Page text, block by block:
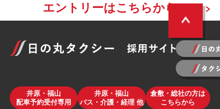
エントリーはこちらから
井原・福山
配車予約受付専用
井原・福山
バス・介護・経理 他
倉敷・総社の方は
こちらから